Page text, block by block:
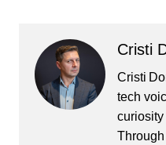
Cristi
Cristi
tech
curiosity